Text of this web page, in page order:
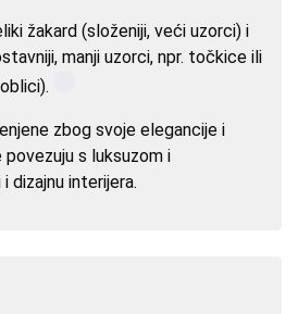
žakard (složeniji, veći uzorci) i
manji uzorci, npr. točkice ili
zbog svoje elegancije i
s luksuzom i
dizajnu interijera.